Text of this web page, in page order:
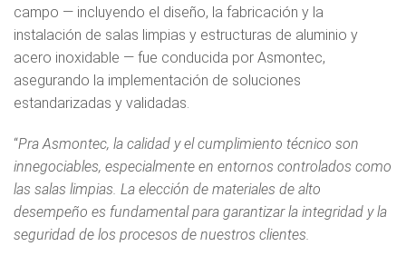
campo — incluyendo el diseño, la fabricación y la
instalación de salas limpias y estructuras de aluminio y
acero inoxidable — fue conducida por Asmontec,
asegurando la implementación de soluciones
estandarizadas y validadas.
“Pra Asmontec, la calidad y el cumplimiento técnico son
innegociables, especialmente en entornos controlados como
las salas limpias. La elección de materiales de alto
desempeño es fundamental para garantizar la integridad y la
seguridad de los procesos de nuestros clientes.